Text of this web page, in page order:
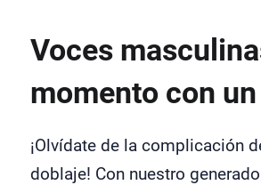
Voces
momento con
¡Olvídate de la complicación
doblaje! Con nuestro